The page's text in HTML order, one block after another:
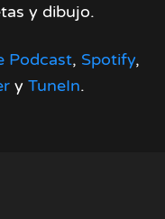
y dibujo.
Podcast, Spotify,
y TuneIn.